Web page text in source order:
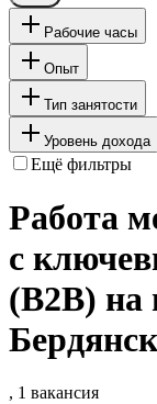
Рабочие часы
Опыт
Тип занятости
Уровень дохода
Ещё фильтры
Работа
с
(B2B) на
, 1 вакансия